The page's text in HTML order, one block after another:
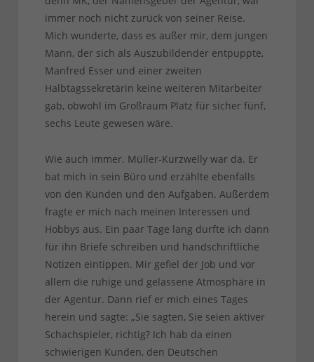
immer noch nicht zurück von seiner Reise.
Mich wunderte, dass es außer mir, dem jungen
Mann, der sich als Auszubildender entpuppte,
Manfred Esser und einer zweiten
Halbtagssekretärin keine weiteren Mitarbeiter
gab, obwohl im Großraum Platz für sicher fünf,
sechs Leute gewesen wäre.
Wie auch immer. Müller-Kurzwelly war da. Er
bat mich in sein Büro und erzählte ebenfalls
von den Kunden und den Aufgaben. Außerdem
fragte er mich nach meinen Interessen und
Hobbys aus. Ein paar Tage lang durfte ich dann
für ihn Briefe schreiben und handschriftliche
Notizen eintippen. Mir gefiel der Job und vor
allem die ruhige und gelassene Atmosphäre in
der Agentur. Dann rief er mich eines Tages
herein und sagte: „Sie sagten, Sie seien aktiver
Schachspieler, richtig? Ich hab da einen
schwierigen Kunden, den Deutschen